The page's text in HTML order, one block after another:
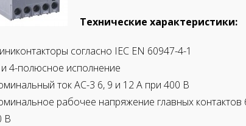
Технические характеристики:
согласно IEC EN 60947-4-1
4-полюсное исполнение
ток AC-3 6, 9 и 12 A при 400 В
рабочее напряжение главных контактов
В